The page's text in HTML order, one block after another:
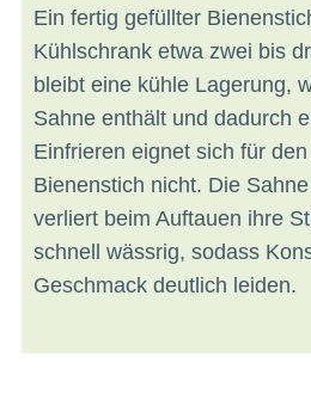
Ein fertig gefüllter
Kühlschrank etwa zwei bis
bleibt eine kühle Lagerung,
Sahne enthält und dadurch
Einfrieren eignet sich für
Bienenstich nicht. Die
verliert beim Auftauen ihre
schnell wässrig, sodass
Geschmack deutlich leiden.